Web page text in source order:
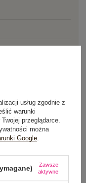
usług zgodnie z
warunki
przeglądarce.
można
Google
Zawsze
aktywne